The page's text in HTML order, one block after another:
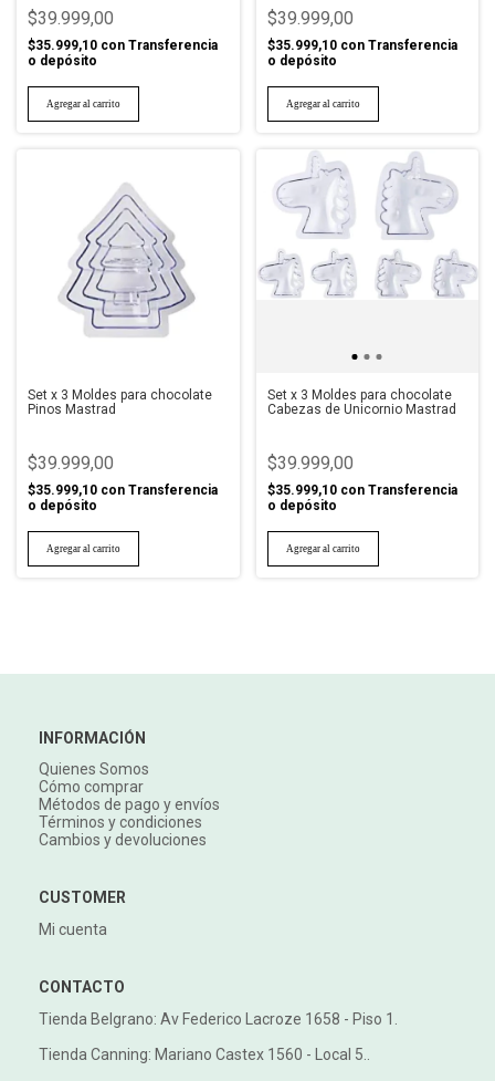
$39.999,00
$35.999,10 con Transferencia
o depósito
$39.999,00
$35.999,10 con Transferencia
o depósito
Set x 3 Moldes para chocolate
Pinos Mastrad
$39.999,00
$35.999,10 con Transferencia
o depósito
Set x 3 Moldes para chocolate
Cabezas de Unicornio Mastrad
$39.999,00
$35.999,10 con Transferencia
o depósito
INFORMACIÓN
Quienes Somos
Cómo comprar
Métodos de pago y envíos
Términos y condiciones
Cambios y devoluciones
CUSTOMER
Mi cuenta
CONTACTO
Tienda Belgrano: Av Federico Lacroze 1658 - Piso 1.
Tienda Canning: Mariano Castex 1560 - Local 5..